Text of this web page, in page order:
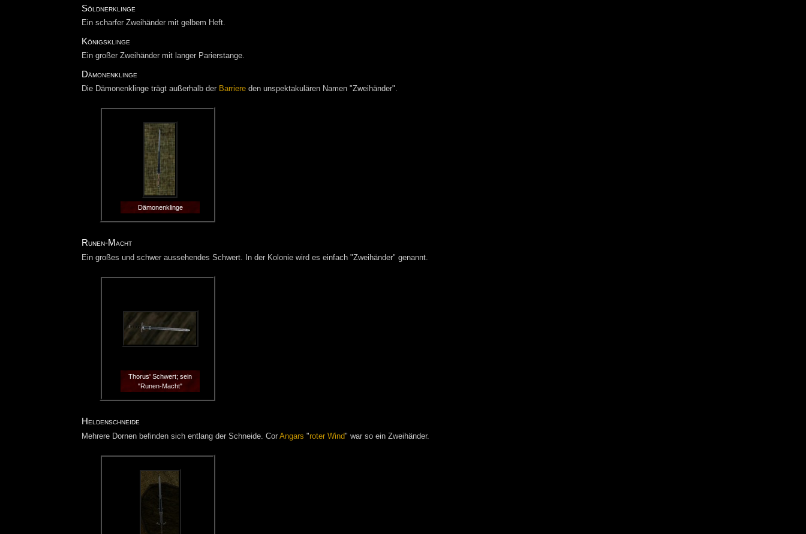
Söldnerklinge
Ein scharfer Zweihänder mit gelbem Heft.
Königsklinge
Ein großer Zweihänder mit langer Parierstange.
Dämonenklinge
Die Dämonenklinge trägt außerhalb der Barriereden unspektakulären Namen "Zweihänder".
Dämonenklinge
Runen-Macht
Ein großes und schwer aussehendes Schwert. In der Kolonie wird es einfach "Zweihänder" genannt.
Thorus' Schwert; sein
"Runen-Macht"
Heldenschneide
Mehrere Dornen befinden sich entlang der Schneide. Cor Angars "roter Wind" war so ein Zweihänder.